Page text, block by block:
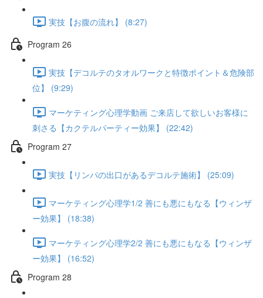
実技【お腹の流れ】 (8:27)
Program 26
実技【デコルテのタオルワークと特徴ポイント＆危険部
位】 (9:29)
マーケティング心理学動画 ご来店して欲しいお客様に
刺さる【カクテルパーティー効果】 (22:42)
Program 27
実技【リンパの出口があるデコルテ施術】 (25:09)
マーケティング心理学1/2 善にも悪にもなる【ウィンザ
ー効果】 (18:38)
マーケティング心理学2/2 善にも悪にもなる【ウィンザ
ー効果】 (16:52)
Program 28